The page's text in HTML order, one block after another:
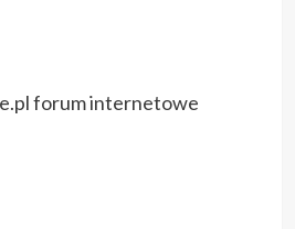
forum internetowe